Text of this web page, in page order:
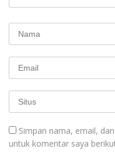
Simpan nama, email,
untuk komentar saya